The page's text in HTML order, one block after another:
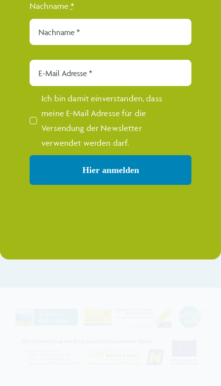
Klima – und Energie-Modellregion
Gölsental wurde
gegründet und umfasst alle 11 Gemeinden der
Kleinregion.
Kontakt
Verein Region Traisen-Gölsental
Dörflstraße 4
Nachname*
Ich bin damit einverstanden, dass
meine E-Mail Adresse für die
Versendung der Newsletter
verwendet werden darf.
Hier anmelden